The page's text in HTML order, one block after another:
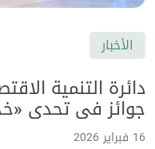
الأخبار
جوائز في تحدي
ملتقى «عجمان ون»
16 فبراير 2026